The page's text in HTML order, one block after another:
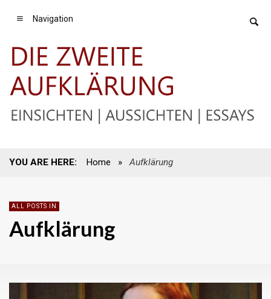
Navigation
YOU ARE HERE: Home » Aufklärung
ALL POSTS IN
Aufklärung